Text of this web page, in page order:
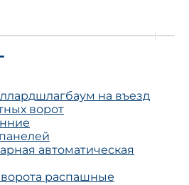
шлагбаум на въезд
ворот
автоматическая
распашные